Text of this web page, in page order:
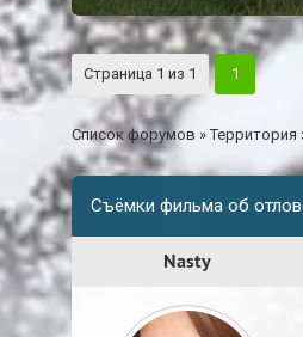
Страница 1 из 1 1
Список форумов »
Съёмки фильма об
Nasty